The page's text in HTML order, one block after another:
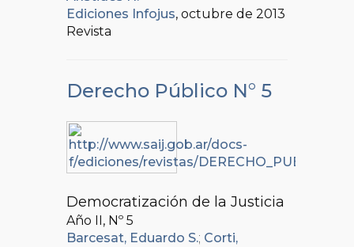
Ediciones Infojus, octubre de 2013
Revista
Derecho Público N° 5
Democratización de la Justicia
Año II, Nº 5
Barcesat, Eduardo S.; Corti,